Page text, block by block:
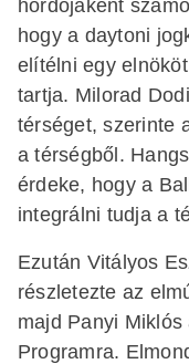
hordójaként
hogy a daytoni
elítélni egy
tartja. Milorad
térséget, szerinte
a térségből.
érdeke, hogy a
integrálni tudja a
Ezután Vitályos
részletezte az
majd Panyi
Programra.